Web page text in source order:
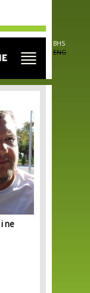
BHS
ENG
ne